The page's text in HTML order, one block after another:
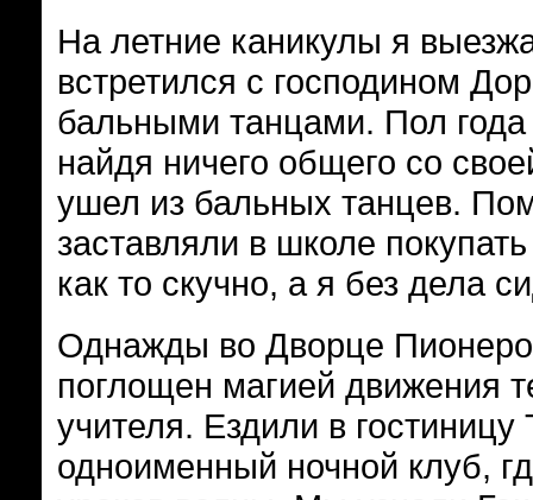
На летние каникулы я
встретился с господином
бальными танцами. Пол
найдя ничего общего со
ушел из бальных танцев.
заставляли в школе
как то скучно, а я без дела
Однажды во Дворце
поглощен магией движения
учителя. Ездили в
одноименный ночной клуб,